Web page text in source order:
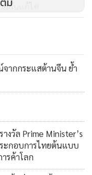
กันแก้ไข
ก.พ. เชื่อไม่บานปลาย
จากกระแสต้านจีน ย้ำ
งวัล Prime Minister’s
ะกอบการไทยต้นแบบ
รค้าโลก